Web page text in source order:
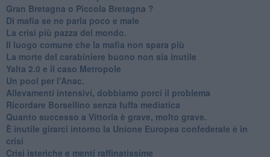
Gran Bretagna o Piccola Bretagna ?
Di mafia se ne parla poco e male
La crisi più pazza del mondo.
Il luogo comune che la mafia non spara più
La morte del carabiniere buono non sia inutile
Yalta 2.0 e il caso Metropole
​Un pool per l'Anac.
Allevamenti intensivi, dobbiamo porci il problema
Ricordare Borsellino senza fuffa mediatica
​Quanto successo a Vittoria è grave, molto grave.
​È inutile girarci intorno la Unione Europea confederale è in
crisi
Crisi isteriche e menti raffinatissime